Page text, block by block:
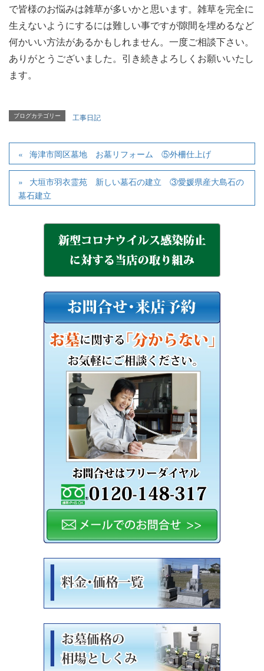
で皆様のお悩みは雑草が多いかと思います。雑草を完全に
生えないようにするには難しい事ですが隙間を埋めるなど
何かいい方法があるかもしれません。一度ご相談下さい。
ありがとうございました。引き続きよろしくお願いいたし
ます。
ブログカテゴリー 工事日記
海津市岡区墓地 お墓リフォーム ⑤外柵仕上げ
大垣市羽衣霊苑 新しい墓石の建立 ③愛媛県産大島石の
墓石建立